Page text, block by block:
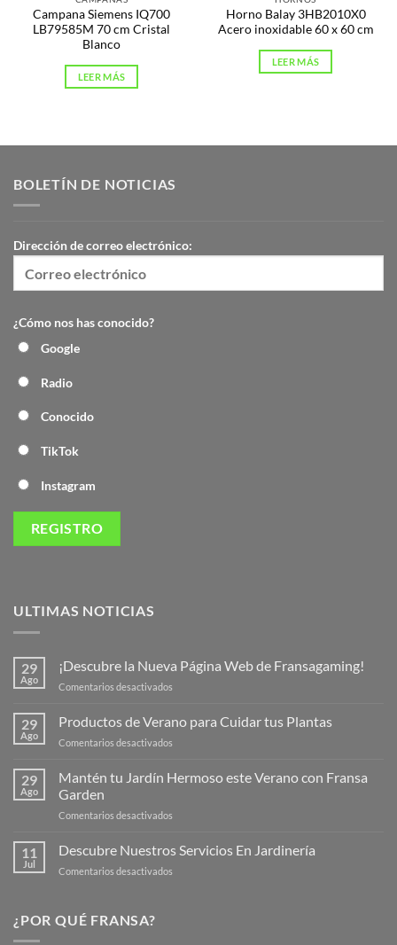
Campana Siemens IQ700
LB79585M 70 cm Cristal
Blanco
LEER MÁS
Horno Balay 3HB2010X0
Acero inoxidable 60 x 60 cm
LEER MÁS
BOLETÍN DE NOTICIAS
Dirección de correo electrónico:
¿Cómo nos has conocido?
Google
Radio
Conocido
TikTok
Instagram
ULTIMAS NOTICIAS
29
Ago
¡Descubre la Nueva Página Web de Fransagaming!
Comentarios desactivados
Nueva
de
29
Ago
Productos de Verano para Cuidar tus Plantas
Comentarios desactivados
de
Verano
Plantas
29
Ago
Mantén tu Jardín Hermoso este Verano con Fransa
Garden
Comentarios desactivados
tu
Jardín
11
Jul
Descubre Nuestros Servicios En Jardinería
Comentarios desactivados
¿POR QUÉ FRANSA?